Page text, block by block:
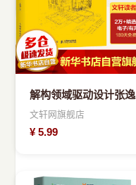
解构领域驱动设计张逸
文轩网旗舰店
¥ 5.99